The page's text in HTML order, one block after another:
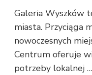
Galeria Wyszków
miasta. Przyciąga
nowoczesnych
Centrum oferuje
potrzeby lokalnej …